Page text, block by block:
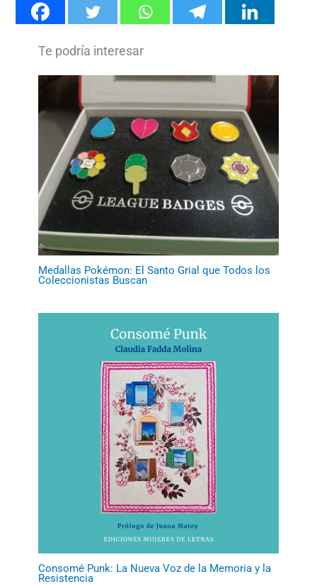
Medallas Pokémon: El Santo Grial que Todos los
Coleccionistas Buscan
Consomé Punk: La Nueva Voz de la Memoria y la
Resistencia